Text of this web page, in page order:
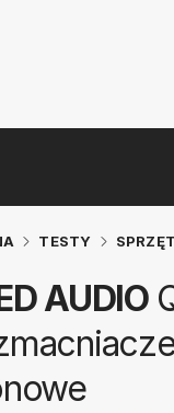
TESTY
AUDIO